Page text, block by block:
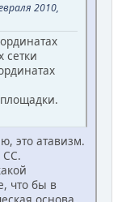
2010,
сетки
это атавизм.
СС.
что бы в